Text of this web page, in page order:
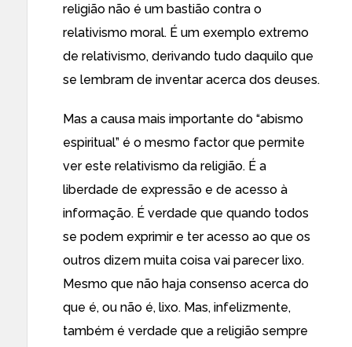
religião não é um bastião contra o
relativismo moral. É um exemplo extremo
de relativismo, derivando tudo daquilo que
se lembram de inventar acerca dos deuses.
Mas a causa mais importante do “abismo
espiritual” é o mesmo factor que permite
ver este relativismo da religião. É a
liberdade de expressão e de acesso à
informação. É verdade que quando todos
se podem exprimir e ter acesso ao que os
outros dizem muita coisa vai parecer lixo.
Mesmo que não haja consenso acerca do
que é, ou não é, lixo. Mas, infelizmente,
também é verdade que a religião sempre